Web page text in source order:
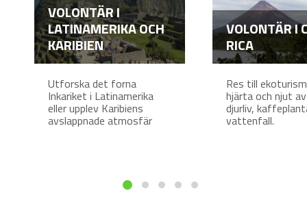
VOLONTÄR I
LATINAMERIKA OCH
KARIBIEN
Utforska det forna
Inkariket i Latinamerika
eller upplev Karibiens
avslappnade atmosfär
VOLONTÄR I
RICA
Res till
hjärta och njut
djurliv,
vattenfall.